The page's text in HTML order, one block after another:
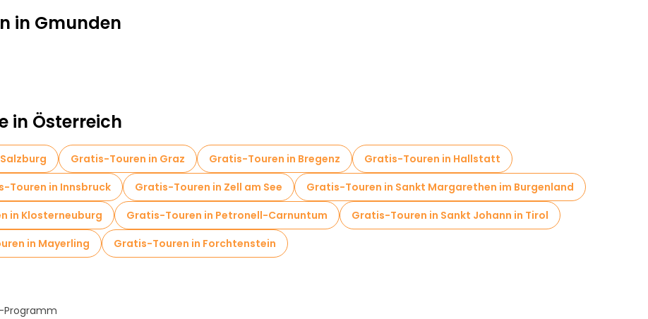
in Gmunden
in Österreich
Gratis-Touren in Graz Gratis-Touren in Bregenz
Gratis-Touren in Hallstatt
Touren in Innsbruck Gratis-Touren in Zell am See
Gratis-Touren in Sankt Margarethen im Burgenland
in Klosterneuburg Gratis-Touren in Petronell-Carnuntum
Gratis-Touren in Sankt Johann in Tirol
in Mayerling Gratis-Touren in Forchtenstein